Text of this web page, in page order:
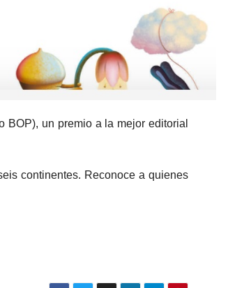
un premio a la mejor editorial
continentes. Reconoce a quienes